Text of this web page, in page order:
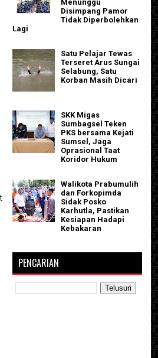
Menunggu
Disimpang Pamor
Tidak Diperbolehkan
Lagi
Satu Pelajar Tewas
Terseret Arus Sungai
Selabung, Satu
Korban Masih Dicari
SKK Migas
Sumbagsel Teken
PKS bersama Kejati
Sumsel, Jaga
Oprasional Taat
Koridor Hukum
Walikota Prabumulih
dan Forkopimda
Sidak Posko
Karhutla, Pastikan
Kesiapan Hadapi
Kebakaran
PENCARIAN